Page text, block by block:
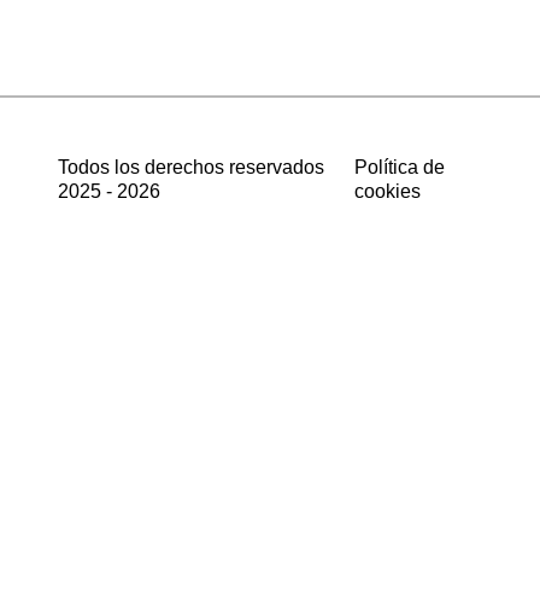
Todos los derechos reservados
2025 - 2026
Política de
cookies